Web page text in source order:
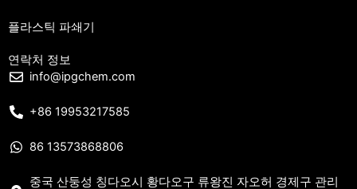
플라스틱 파쇄기
연락처 정보
info@ipgchem.com
+86 19953217585
86 13573868806
중국 산둥성 칭다오시 황다오구 류왕진 자오허 경제구 관리